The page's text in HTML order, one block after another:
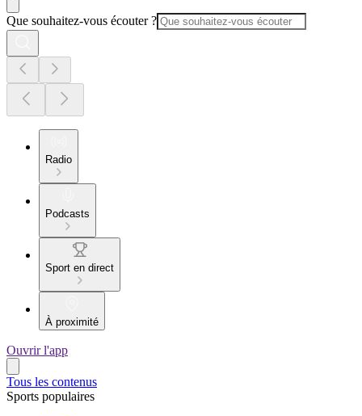
Que souhaitez-vous écouter ?
Radio
Podcasts
Sport en direct
À proximité
Ouvrir l'app
Tous les contenus
Sports populaires